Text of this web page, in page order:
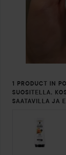
1 PRODUCT IN
SUOSITELLA,
SAATAVILLA JA